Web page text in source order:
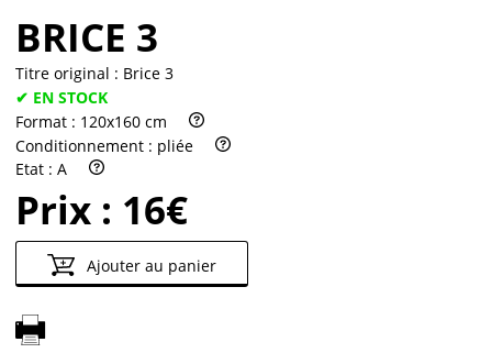
BRICE 3
Titre original : Brice 3
✔ EN STOCK
Format : 120x160 cm
Conditionnement : pliée
Etat : A
Prix : 16€
Ajouter au panier